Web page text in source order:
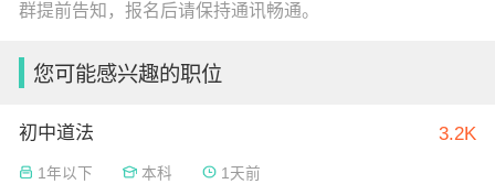
群提前告知，报名后请保持通讯畅通。
您可能感兴趣的职位
3.2K
初中道法
1年以下 本科
1天前